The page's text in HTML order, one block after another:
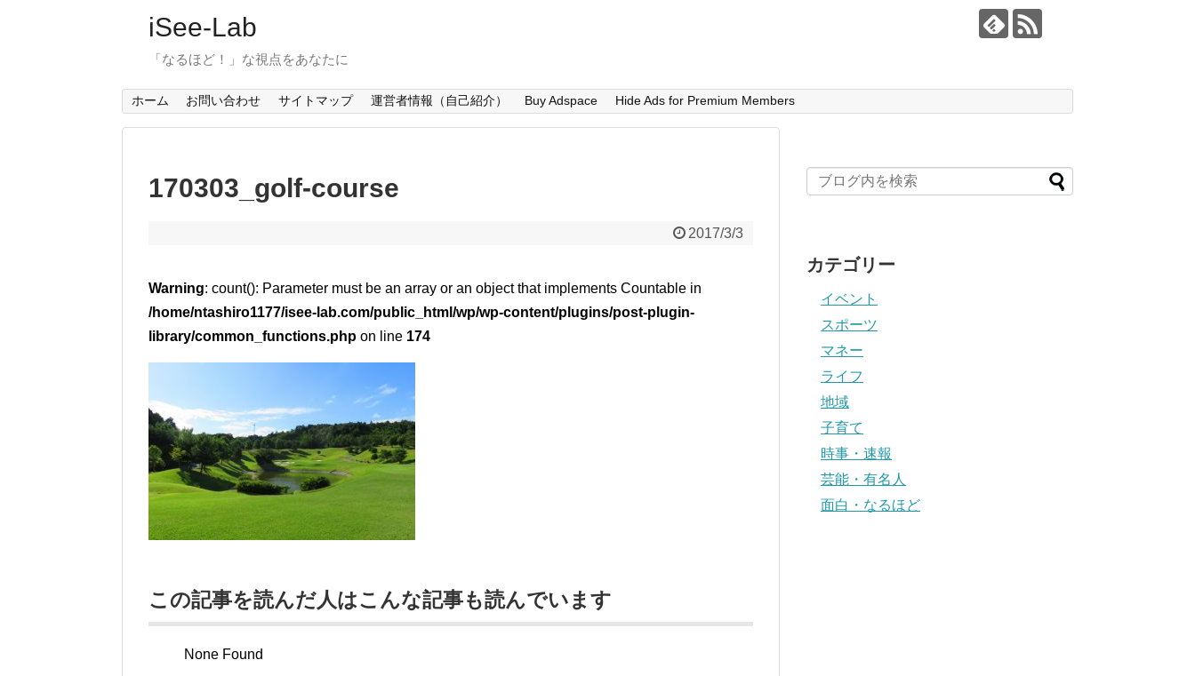
iSee-Lab
「なるほど！」な視点をあなたに
ホーム お問い合わせ サイトマップ 運営者情報（自己紹介） Buy Adspace Hide Ads for Premium Members
170303_golf-course
2017/3/3
Warning: count(): Parameter must be an array or an object that implements Countable in
/home/ntashiro1177/isee-lab.com/public_html/wp/wp-content/plugins/post-plugin-
library/common_functions.php on line 174
この記事を読んだ人はこんな記事も読んでいます
None Found
カテゴリー
イベント
スポーツ
マネー
ライフ
地域
子育て
時事・速報
芸能・有名人
面白・なるほど